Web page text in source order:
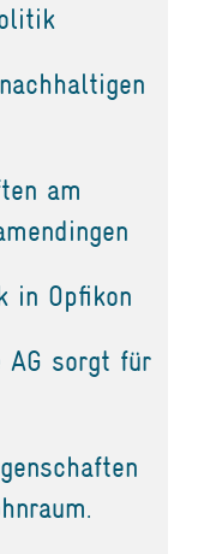
am
in Opfikon
AG sorgt für